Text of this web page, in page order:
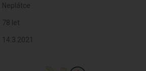
Neplátce
78 let
14.3.2021